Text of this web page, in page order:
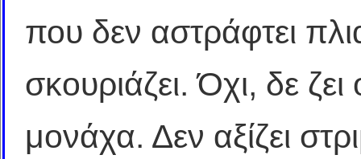
που δεν αστράφτει
σκουριάζει. Όχι, δε
μονάχα. Δεν αξίζει